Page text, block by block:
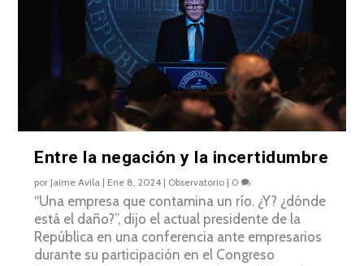
Entre la negación y la incertidumbre
por Jaime Avila | Ene 8, 2024 | Observatorio | 0
“Una empresa que contamina un río. ¿Y? ¿dónde
está el daño?”, dijo el actual presidente de la
República en una conferencia ante empresarios
durante su participación en el Congreso